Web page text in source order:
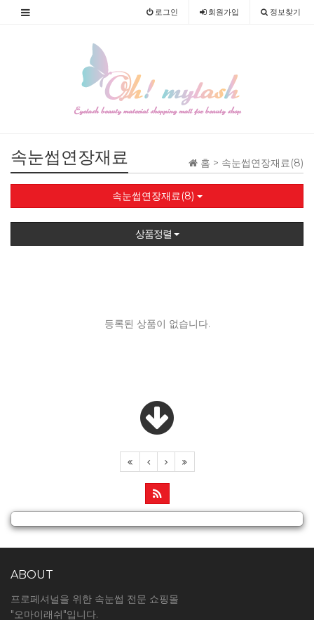
로그인 회원가입 정보찾기
홈 > 속눈썹연장재료(8)
속눈썹연장재료
속눈썹연장재료(8)
상품정렬
등록된 상품이 없습니다.
ABOUT
프로페셔널을 위한 속눈썹 전문 쇼핑몰
"오마이래쉬"입니다.